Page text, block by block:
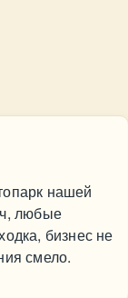
нашей
любые
бизнес не
смело.